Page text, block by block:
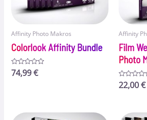
Affinity Photo Makros
Colorlook Affinity Bundle
Bewertet
mit
74,99€
Affinity
Film
Photo
Bewertet
mit
22,00€